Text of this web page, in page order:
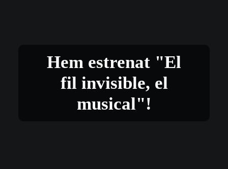
Hem estrenat "El
fil invisible, el
musical"!